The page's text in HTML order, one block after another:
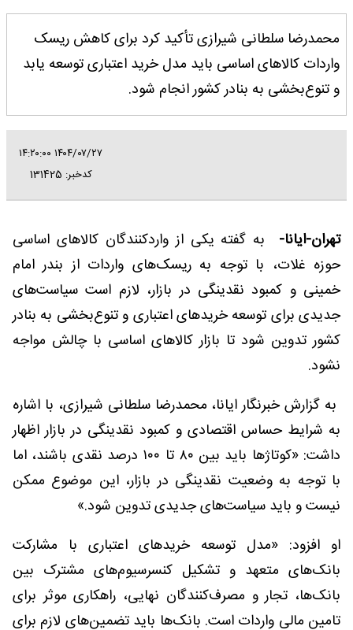
محمدرضا سلطانی شیرازی تأکید کرد برای کاهش ریسک
واردات کالاهای اساسی باید مدل خرید اعتباری توسعه یابد
و تنوع‌بخشی به بنادر کشور انجام شود.
۱۴۰۴/۰۷/۲۷ ۱۴:۲۰:۰۰
کدخبر: 131425
تهران-ایانا- به گفته یکی از واردکنندگان کالاهای اساسی
حوزه غلات، با توجه به ریسک‌های واردات از بندر امام
خمینی و کمبود نقدینگی در بازار، لازم است سیاست‌های
جدیدی برای توسعه خریدهای اعتباری و تنوع‌بخشی به بنادر
کشور تدوین شود تا بازار کالاهای اساسی با چالش مواجه
نشود.
به گزارش خبرنگار ایانا، محمدرضا سلطانی شیرازی، با اشاره
به شرایط حساس اقتصادی و کمبود نقدینگی در بازار اظهار
داشت: «کوتاژها باید بین ۸۰ تا ۱۰۰ درصد نقدی باشند، اما
با توجه به وضعیت نقدینگی در بازار، این موضوع ممکن
نیست و باید سیاست‌های جدیدی تدوین شود.»
او افزود: «مدل توسعه خریدهای اعتباری با مشارکت
بانک‌های متعهد و تشکیل کنسرسیوم‌های مشترک بین
بانک‌ها، تجار و مصرف‌کنندگان نهایی، راهکاری موثر برای
تامین مالی واردات است. بانک‌ها باید تضمین‌های لازم برای